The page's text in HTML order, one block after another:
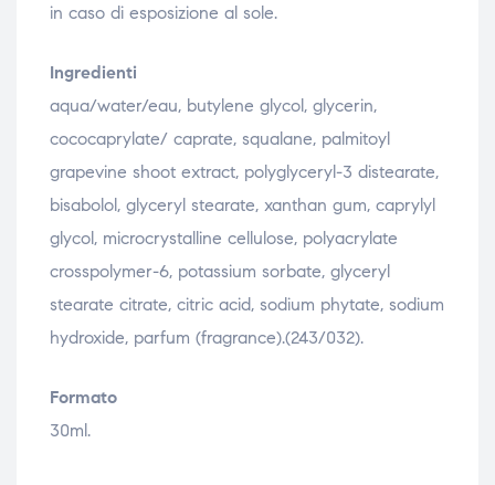
in caso di esposizione al sole.
Ingredienti
aqua/water/eau, butylene glycol, glycerin,
cococaprylate/ caprate, squalane, palmitoyl
grapevine shoot extract, polyglyceryl-3 distearate,
bisabolol, glyceryl stearate, xanthan gum, caprylyl
glycol, microcrystalline cellulose, polyacrylate
crosspolymer-6, potassium sorbate, glyceryl
stearate citrate, citric acid, sodium phytate, sodium
hydroxide, parfum (fragrance).(243/032).
Formato
30ml.